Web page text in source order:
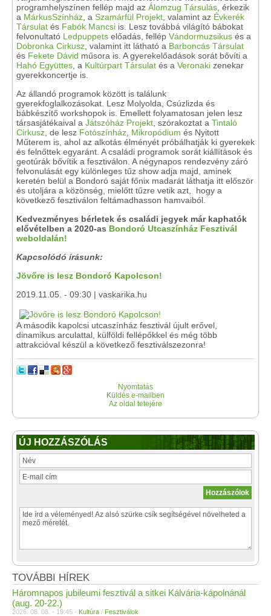
programhelyszínen fellép majd az Álomzug Társulás , érkezik
a MárkusSzínház , a Szamárfül Projekt , valamint az Évkerék
Társulat és Fabók Mancsi is. Lesz továbbá világító bábokat
felvonultató Ledpuppets előadás, fellép Vándormuzsikus és a
Dobronka Cirkusz , valamint itt látható a Barboncás Társulat
és Fekete Dávid műsora is. A gyerekelőadások sorát bővíti a
Hahó Együttes , a Kultúrpart Társulat és a Veronaki zenekar
gyerekkoncertje is.
Az állandó programok között is találunk
gyerekfoglalkozásokat. Lesz Molyolda, Csúzlizda és
bábkészítő workshopok is. Emellett folyamatosan jelen lesz
társasjátékaival a Játszóház Projekt , szórakoztat a Tintaló
Cirkusz , de lesz Fotószínház Mikropódium és Nyitott
Műterem is, ahol az alkotás élményét próbálhatják ki gyerekek
és felnőttek egyaránt. A családi programok sorát kiállítások és
geotúrák bővítik a fesztiválon. A négynapos rendezvény záró
felvonulását egy különleges tűz show adja majd, aminek
keretén belül a Bondoró saját főnix madarát láthatja itt először
és utoljára a közönség, mielőtt tűzre vetik azt, hogy a
következő fesztiválon feltámadhasson hamvaiból.
Kedvezményes bérletek és családi jegyek már kaphatók
elővételben a 2020-as Bondoró Utcaszínház Fesztivál
weboldalán!
Kapcsolódó írásunk:
Jövőre is lesz Bondoró Kapolcson!
2019.11.05. - 09:30 | vaskarika.hu
A második kapolcsi utcaszínház fesztivál újult erővel,
dinamikus arculattal, külföldi fellépőkkel és még több
attrakcióval készül a következő fesztiválszezonra!
Nyomtatás
Küldés e-mailben
Az oldal tetejére
ÚJ HOZZÁSZÓLÁS
TOVÁBBI HÍREK
Háromnapos jubileumi fesztivál a sitkei Kálvária-kápolnánál
(aug. 20-22.)
2026. 08. 08. - 19:45 - Kultúra / Fesztiválok